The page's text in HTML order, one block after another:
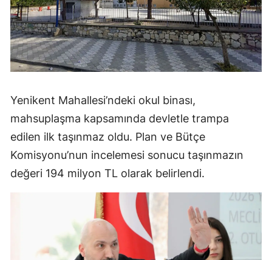
Yenikent Mahallesi’ndeki okul binası,
mahsuplaşma kapsamında devletle trampa
edilen ilk taşınmaz oldu. Plan ve Bütçe
Komisyonu’nun incelemesi sonucu taşınmazın
değeri 194 milyon TL olarak belirlendi.